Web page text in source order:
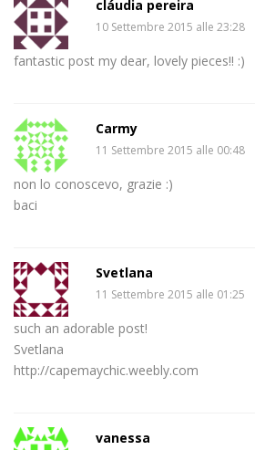
cláudia pereira
10 Settembre 2015 alle 23:28
fantastic post my dear, lovely pieces!! :)
Carmy
11 Settembre 2015 alle 00:48
non lo conoscevo, grazie :)
baci
Svetlana
11 Settembre 2015 alle 01:25
such an adorable post!
Svetlana
http://capemaychic.weebly.com
vanessa